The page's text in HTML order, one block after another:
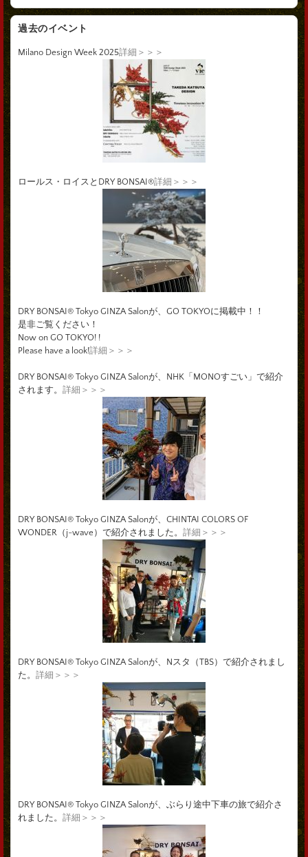
過去のイベント
Milano Design Week 2025詳細＞＞＞
ロールス・ロイスとDRY BONSAI®詳細＞＞＞
DRY BONSAI® Tokyo GINZA Salonが、GO TOKYOに掲載中！！
是非ご覧ください！
Now on GO TOKYO! !
Please have a look!詳細＞＞＞
DRY BONSAI® Tokyo GINZA Salonが、NHK「MONOすごい」で紹介
されます。 詳細＞＞＞
DRY BONSAI® Tokyo GINZA Salonが、CHINTAI COLORS OF
WONDER（j-wave）で紹介されました。 詳細＞＞＞
DRY BONSAI® Tokyo GINZA Salonが、Nスタ（TBS）で紹介されまし
た。 詳細＞＞＞
DRY BONSAI® Tokyo GINZA Salonが、ぶらり途中下車の旅で紹介さ
れました。 詳細＞＞＞